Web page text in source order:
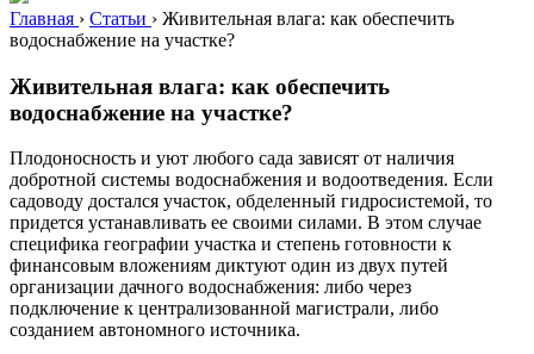
Главная › Статьи › Живительная влага: как обеспечить
водоснабжение на участке?
Живительная влага: как обеспечить
водоснабжение на участке?
Плодоносность и уют любого сада зависят от наличия
добротной системы водоснабжения и водоотведения. Если
садоводу достался участок, обделенный гидросистемой, то
придется устанавливать ее своими силами. В этом случае
специфика географии участка и степень готовности к
финансовым вложениям диктуют один из двух путей
организации дачного водоснабжения: либо через
подключение к централизованной магистрали, либо
созданием автономного источника.